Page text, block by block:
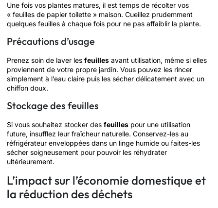
Une fois vos plantes matures, il est temps de récolter vos
« feuilles de papier toilette » maison. Cueillez prudemment
quelques feuilles à chaque fois pour ne pas affaiblir la plante.
Précautions d’usage
Prenez soin de laver les feuilles avant utilisation, même si elles
proviennent de votre propre jardin. Vous pouvez les rincer
simplement à l’eau claire puis les sécher délicatement avec un
chiffon doux.
Stockage des feuilles
Si vous souhaitez stocker des feuilles pour une utilisation
future, insufflez leur fraîcheur naturelle. Conservez-les au
réfrigérateur enveloppées dans un linge humide ou faites-les
sécher soigneusement pour pouvoir les réhydrater
ultérieurement.
L’impact sur l’économie domestique et
la réduction des déchets